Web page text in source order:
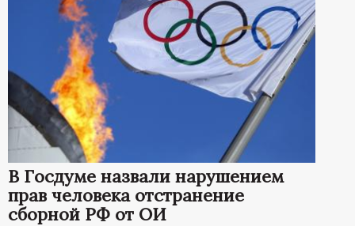
В Госдуме назвали нарушением
прав человека отстранение
сборной РФ от ОИ